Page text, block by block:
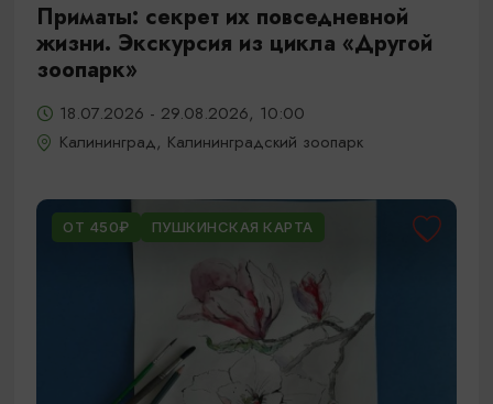
Приматы: секрет их повседневной
жизни. Экскурсия из цикла «Другой
зоопарк»
18.07.2026 - 29.08.2026, 10:00
Калининград, Калининградский зоопарк
ОТ 450₽ ПУШКИНСКАЯ КАРТА